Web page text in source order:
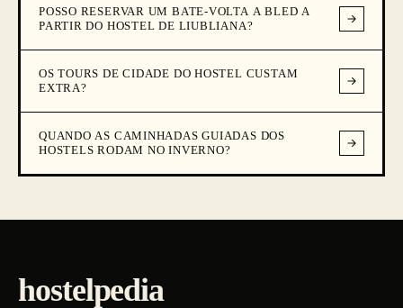
POSSO RESERVAR UM BATE-VOLTA A BLED A
PARTIR DO HOSTEL DE LIUBLIANA?
OS TOURS DE CIDADE DO HOSTEL CUSTAM
EXTRA?
QUANDO AS CAMINHADAS GUIADAS DOS
HOSTELS RODAM NO INVERNO?
hostelpedia